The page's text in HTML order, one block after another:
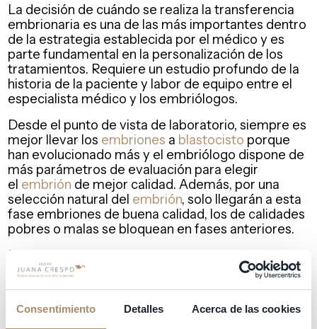
Consentimiento Detalles Acerca de las cookies
La decisión de cuándo se realiza la transferencia
embrionaria es una de las más importantes dentro
de la estrategia establecida por el médico y es
parte fundamental en la personalización de los
tratamientos. Requiere un estudio profundo de la
historia de la paciente y labor de equipo entre el
especialista médico y los embriólogos.
Desde el punto de vista de laboratorio, siempre es
mejor llevar los embriones a blastocisto porque
han evolucionado más y el embriólogo dispone de
más parámetros de evaluación para elegir
el embrión de mejor calidad. Además, por una
selección natural del embrión, solo llegarán a esta
fase embriones de buena calidad, los de calidades
pobres o malas se bloquean en fases anteriores.
Desde el punto de vista médico, va a depender
mucho de la historia y de las circunstancias de la
experiencia en ciclos previos, etc.). El mejor medio